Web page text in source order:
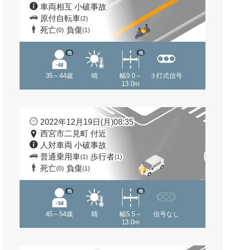
車両相互 小破事故
原付自転車(2)
死亡(0) 負傷(1)
35～44歳
他
晴
幅9.0～
13.0m
他
３灯式信号
2022年12月19日(月)08:35
西宮市二見町 付近
人対車両 小破事故
普通乗用車(1) 歩行者(1)
死亡(0) 負傷(1)
45～54歳
他
晴
幅5.5～
13.0m
他
信号なし